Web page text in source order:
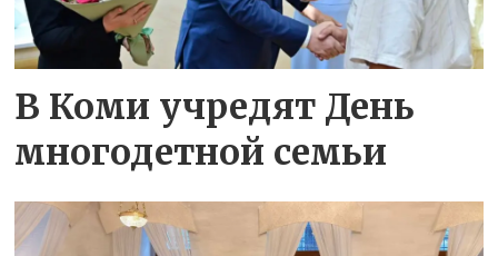
В Коми учредят День
многодетной семьи